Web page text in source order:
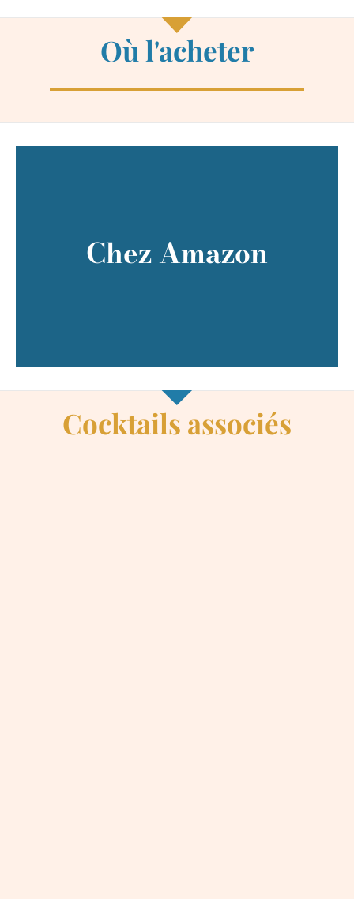
Où l'acheter
Chez Amazon
Une petite commission nous sera versée
Cocktails associés